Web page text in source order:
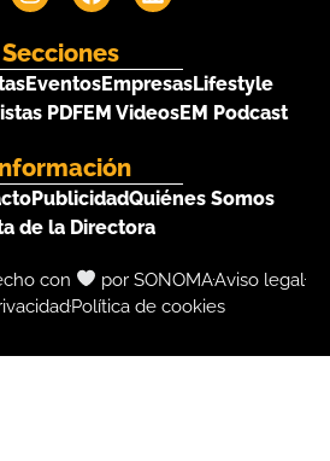
Secciones
EventosEmpresasLifestyle
PDFEM VideosEM Podcast
PublicidadQuiénes Somos
de la Directora
con por SONOMAAviso legal
Política de cookies